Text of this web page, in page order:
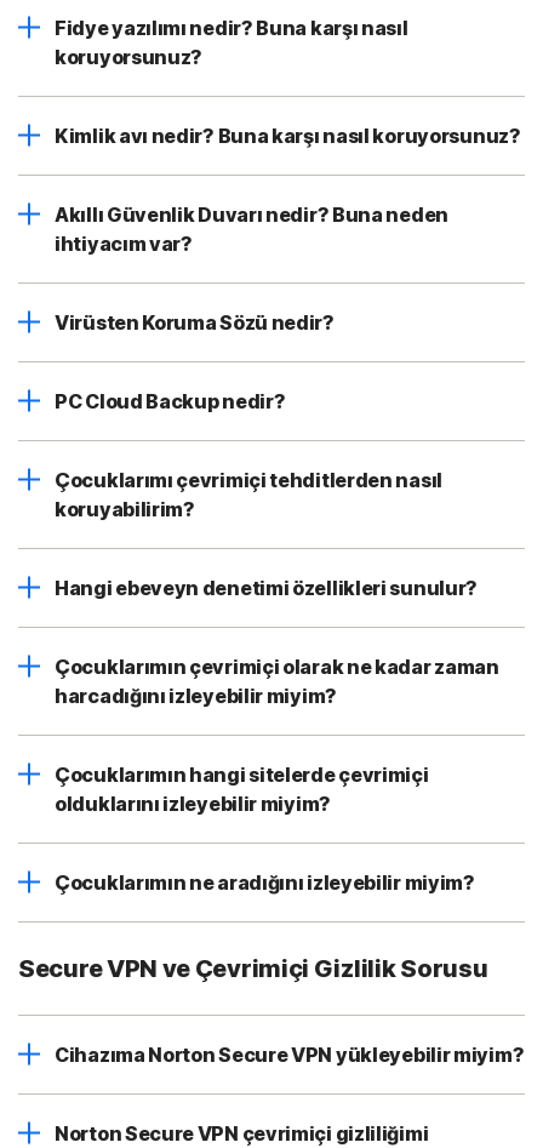
Fidye yazılımı nedir? Buna karşı nasıl
koruyorsunuz?
Kimlik avı nedir? Buna karşı nasıl koruyorsunuz?
Akıllı Güvenlik Duvarı nedir? Buna neden
ihtiyacım var?
Virüsten Koruma Sözü nedir?
PC Cloud Backup nedir?
Çocuklarımı çevrimiçi tehditlerden nasıl
koruyabilirim?
Hangi ebeveyn denetimi özellikleri sunulur?
Çocuklarımın çevrimiçi olarak ne kadar zaman
harcadığını izleyebilir miyim?
Çocuklarımın hangi sitelerde çevrimiçi
olduklarını izleyebilir miyim?
Çocuklarımın ne aradığını izleyebilir miyim?
Secure VPN ve Çevrimiçi Gizlilik Sorusu
Cihazıma Norton Secure VPN yükleyebilir miyim?
Norton Secure VPN çevrimiçi gizliliğimi